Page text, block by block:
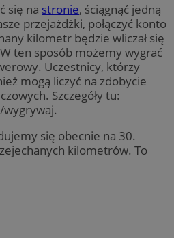
się na stronie, ściągnąć jedną
przejażdżki, połączyć konto
kilometr będzie wliczał się
ten sposób możemy wygrać
Uczestnicy, którzy
mogą liczyć na zdobycie
Szczegóły tu:
się obecnie na 30.
kilometrów. To